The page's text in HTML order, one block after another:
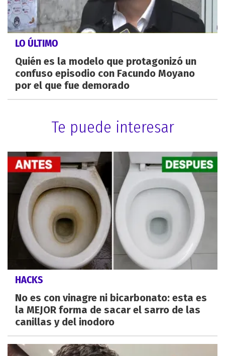
LO ÚLTIMO
Quién es la modelo que protagonizó un
confuso episodio con Facundo Moyano
por el que fue demorado
Te puede interesar
HACKS
No es con vinagre ni bicarbonato: esta es
la MEJOR forma de sacar el sarro de las
canillas y del inodoro